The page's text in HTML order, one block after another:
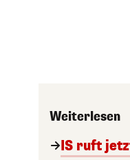
Weiterlesen
IS ruft